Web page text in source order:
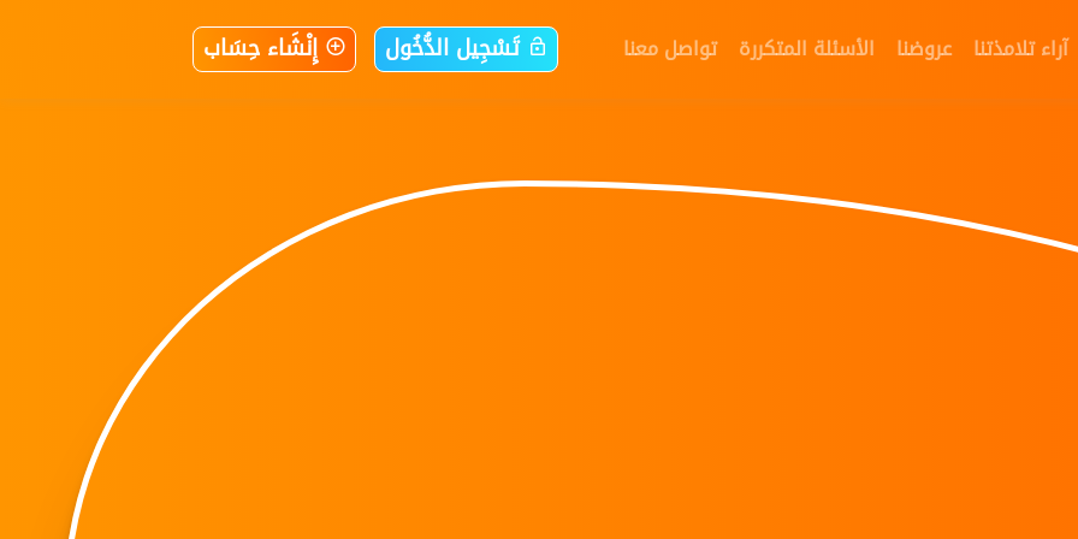
آراء تلامذتنا عروضنا الأسئلة المتكررة تواصل معنا تَسْجِيل الدُّخُول إِنْشَاء حِسَاب